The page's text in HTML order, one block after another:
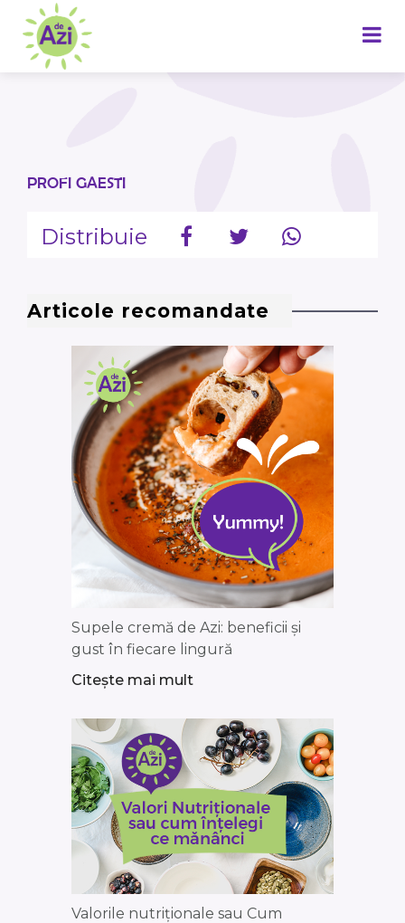
PROFI GAESTI
Distribuie
Articole recomandate
Supele cremă de Azi: beneficii și
gust în fiecare lingură
Citește mai mult
Valorile nutriționale sau Cum